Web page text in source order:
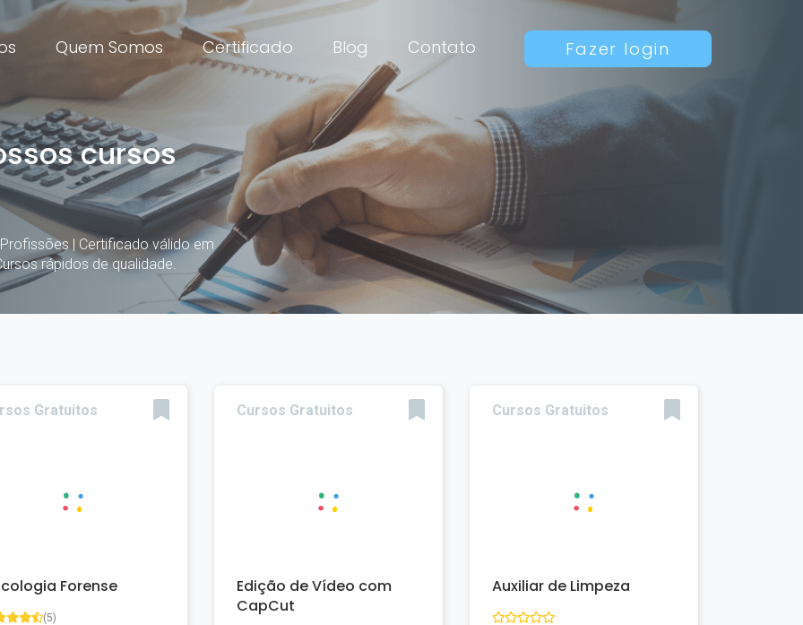
Quem Somos Certificado Blog Contato Fazer login
cursos
| Certificado válido em
rápidos de qualidade.
Gratuitos
Forense
(5)
Cursos Gratuitos
Edição de Vídeo com
CapCut
Cursos Gratuitos
Auxiliar de Limpeza